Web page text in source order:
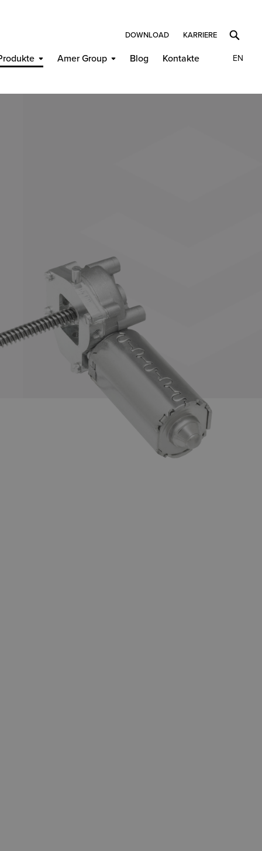
Amer Group Blog Kontakte EN
DOWNLOAD KARRIERE